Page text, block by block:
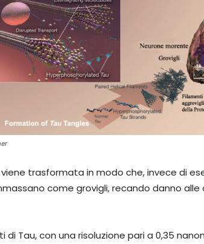
viene trasformata in modo che, invece di
come grovigli, recando danno alle
Tau, con una risoluzione pari a 0,35